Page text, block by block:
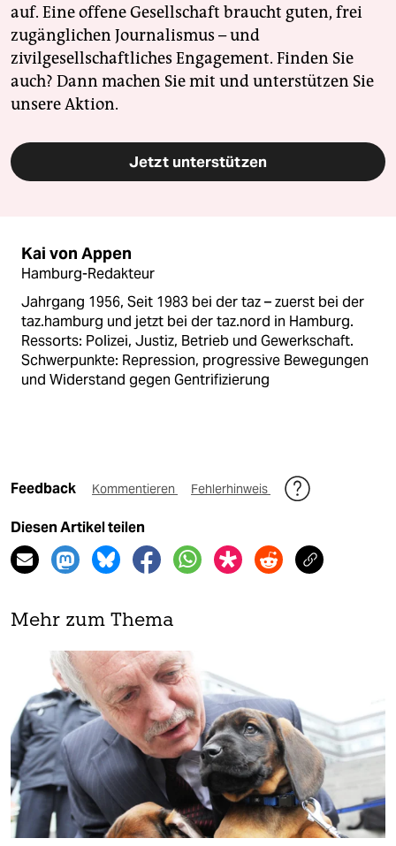
auf. Eine offene Gesellschaft braucht guten, frei
zugänglichen Journalismus – und
zivilgesellschaftliches Engagement. Finden Sie
auch? Dann machen Sie mit und unterstützen Sie
unsere Aktion.
Jetzt unterstützen
Kai von Appen
Hamburg-Redakteur
Jahrgang 1956, Seit 1983 bei der taz – zuerst bei der
taz.hamburg und jetzt bei der taz.nord in Hamburg.
Ressorts: Polizei, Justiz, Betrieb und Gewerkschaft.
Schwerpunkte: Repression, progressive Bewegungen
und Widerstand gegen Gentrifizierung
Feedback Kommentieren Fehlerhinweis
Diesen Artikel teilen
Mehr zum Thema